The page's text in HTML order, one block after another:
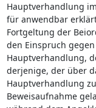
Hauptverhandlung
für anwendbar
Fortgeltung der
den Einspruch
Hauptverhandlung,
derjenige, der über
Hauptverhandlung
Beweisaufnahme